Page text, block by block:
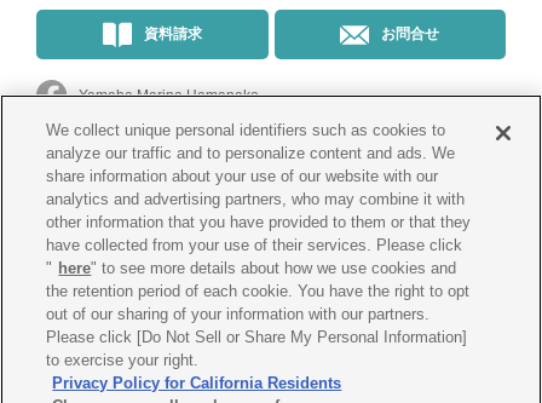
資料請求 お問合せ
Yamaha Marina Hamanako
マリーナ・イベント情報＠yamahamarinahamanako
釣果情報@yamahamarina_hamanako
会社概要 プライバシーポリシー
Cookieポリシー 古物営業法に基づく表示
We collect unique personal identifiers such as cookies to
analyze our traffic and to personalize content and ads. We
share information about your use of our website with our
analytics and advertising partners, who may combine it with
other information that you have provided to them or that they
have collected from your use of their services. Please click
" here" to see more details about how we use cookies and
the retention period of each cookie. You have the right to opt
out of our sharing of your information with our partners.
Please click [Do Not Sell or Share My Personal Information]
to exercise your right.
Privacy Policy for California Residents